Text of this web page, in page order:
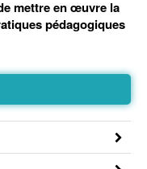
mettre en œuvre la
pédagogiques